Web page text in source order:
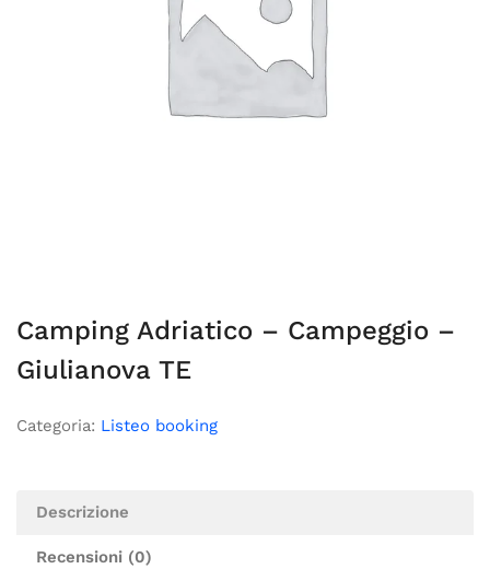
Camping Adriatico – Campeggio –
Giulianova TE
Categoria: Listeo booking
Descrizione
Recensioni (0)